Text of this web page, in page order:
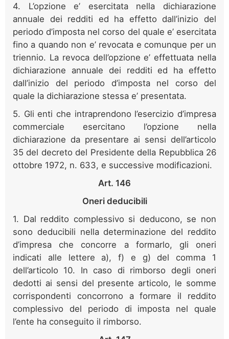
4. L’opzione e’ esercitata nella dichiarazione
annuale dei redditi ed ha effetto dall’inizio del
periodo d’imposta nel corso del quale e’ esercitata
fino a quando non e’ revocata e comunque per un
triennio. La revoca dell’opzione e’ effettuata nella
dichiarazione annuale dei redditi ed ha effetto
dall’inizio del periodo d’imposta nel corso del
quale la dichiarazione stessa e’ presentata.
5. Gli enti che intraprendono l’esercizio d’impresa
commerciale esercitano l’opzione nella
dichiarazione da presentare ai sensi dell’articolo
35 del decreto del Presidente della Repubblica 26
ottobre 1972, n. 633, e successive modificazioni.
Art. 146
Oneri deducibili
1. Dal reddito complessivo si deducono, se non
sono deducibili nella determinazione del reddito
d’impresa che concorre a formarlo, gli oneri
indicati alle lettere a), f) e g) del comma 1
dell’articolo 10. In caso di rimborso degli oneri
dedotti ai sensi del presente articolo, le somme
corrispondenti concorrono a formare il reddito
complessivo del periodo di imposta nel quale
l’ente ha conseguito il rimborso.